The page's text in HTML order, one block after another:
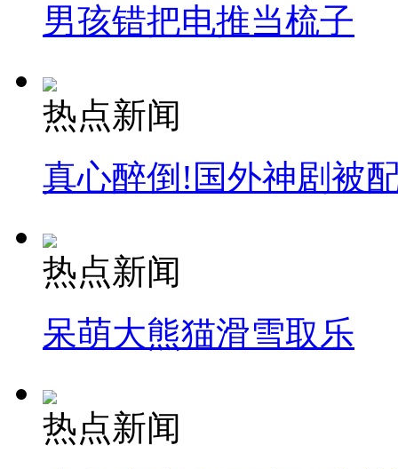
男孩错把电推当梳子
热点新闻
真心醉倒!国外神剧被
热点新闻
呆萌大熊猫滑雪取乐
热点新闻